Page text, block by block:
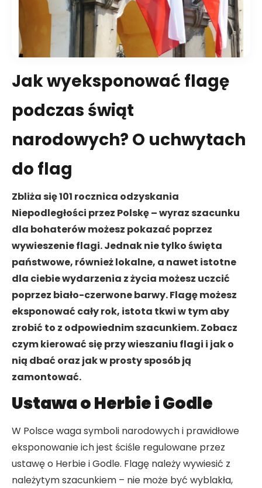
Jak wyeksponować flagę
podczas świąt
narodowych? O uchwytach
do flag
Zbliża się 101 rocznica odzyskania
Niepodległości przez Polskę – wyraz szacunku
dla bohaterów możesz pokazać poprzez
wywieszenie flagi. Jednak nie tylko święta
państwowe, również lokalne, a nawet istotne
dla ciebie wydarzenia z życia możesz uczcić
poprzez biało-czerwone barwy. Flagę możesz
eksponować cały rok, istota tkwi w tym aby
zrobić to z odpowiednim szacunkiem. Zobacz
czym kierować się przy wieszaniu flagi i jak o
nią dbać oraz jak w prosty sposób ją
zamontować.
Ustawa o Herbie i Godle
W Polsce waga symboli narodowych i prawidłowe
eksponowanie ich jest ściśle regulowane przez
ustawę o Herbie i Godle. Flagę należy wywiesić z
należytym szacunkiem – nie może być wyblakła,